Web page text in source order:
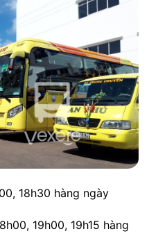
18h30 hàng ngày
19h00, 19h15 hàng